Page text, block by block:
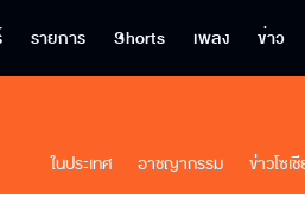
รายการ Shorts เพลง ข่าว
ในประเทศ อาชญากรรม ข่าวโซเ